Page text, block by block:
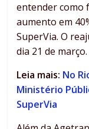
entender como
aumento em
SuperVia. O
dia 21 de março.
Leia mais: No
Ministério
SuperVia